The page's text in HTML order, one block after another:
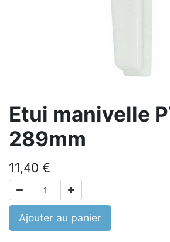
Etui manivelle
289mm
11,40 €
Ajouter au panier